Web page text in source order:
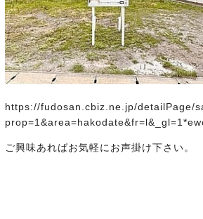
https://fudosan.cbiz.ne.jp/detailPage/
ご興味あればお気軽にお声掛け下さい。